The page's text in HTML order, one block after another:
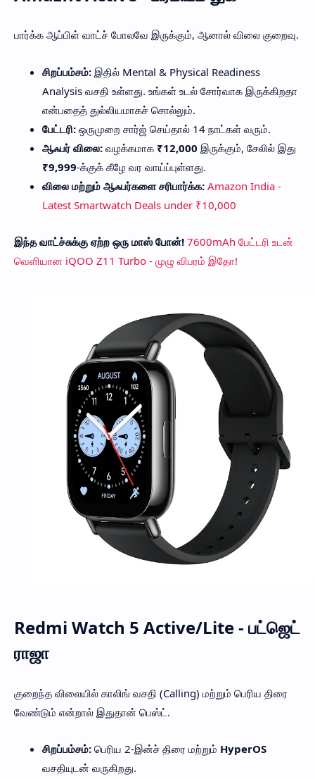
பார்க்க ஆப்பிள் வாட்ச் போலவே இருக்கும், ஆனால் விலை குறைவு.
சிறப்பம்சம்: இதில் Mental & Physical Readiness
Analysis வசதி உள்ளது. உங்கள் உடல் சோர்வாக இருக்கிறதா
என்பதைத் துல்லியமாகச் சொல்லும்.
பேட்டரி: ஒருமுறை சார்ஜ் செய்தால் 14 நாட்கள் வரும்.
ஆஃபர் விலை: வழக்கமாக ₹12,000 இருக்கும், சேலில் இது
₹9,999-க்குக் கீழே வர வாய்ப்புள்ளது.
விலை மற்றும் ஆஃபர்களை சரிபார்க்க: Amazon India -
Latest Smartwatch Deals under ₹10,000
இந்த வாட்ச்சுக்கு ஏற்ற ஒரு மாஸ் போன்! 7600mAh பேட்டரி உடன்
வெளியான iQOO Z11 Turbo - முழு விபரம் இதோ!
Redmi Watch 5 Active/Lite - பட்ஜெட்
ராஜா
குறைந்த விலையில் காலிங் வசதி (Calling) மற்றும் பெரிய திரை
வேண்டும் என்றால் இதுதான் பெஸ்ட்.
சிறப்பம்சம்: பெரிய 2-இன்ச் திரை மற்றும் HyperOS
வசதியுடன் வருகிறது.